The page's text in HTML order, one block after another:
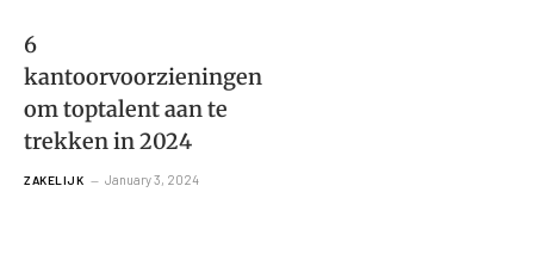
6
kantoorvoorzieningen
om toptalent aan te
trekken in 2024
ZAKELIJK January 3, 2024